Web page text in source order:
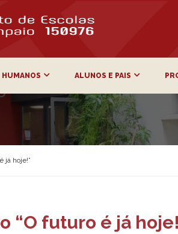
HUMANOS ALUNOS E PAIS
já hoje!”
“O futuro é já